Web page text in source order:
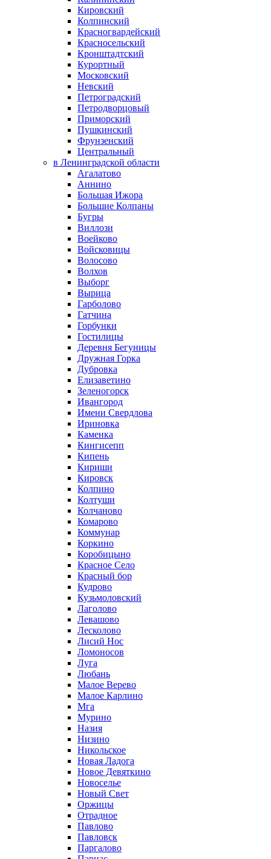
Кировский
Колпинский
Красногвардейский
Красносельский
Кронштадтский
Курортный
Московский
Невский
Петроградский
Петродворцовый
Приморский
Пушкинский
Фрунзенский
Центральный
в Ленинградской области
Агалатово
Аннино
Большая Ижора
Большие Колпаны
Бугры
Виллози
Воейково
Войсковицы
Волосово
Волхов
Выборг
Вырица
Гарболово
Гатчина
Горбунки
Гостилицы
Деревня Бегуницы
Дружная Горка
Дубровка
Елизаветино
Зеленогорск
Ивангород
Имени Свердлова
Ириновка
Каменка
Кингисепп
Кипень
Кириши
Кировск
Колпино
Колтуши
Колчаново
Комарово
Коммунар
Коркино
Коробицыно
Красное Село
Красный бор
Кудрово
Кузьмоловский
Лаголово
Левашово
Лесколово
Лисий Нос
Ломоносов
Луга
Любань
Малое Верево
Малое Карлино
Мга
Мурино
Назия
Низино
Никольское
Новая Ладога
Новое Девяткино
Новоселье
Новый Свет
Оржицы
Отрадное
Павлово
Павловск
Паргалово